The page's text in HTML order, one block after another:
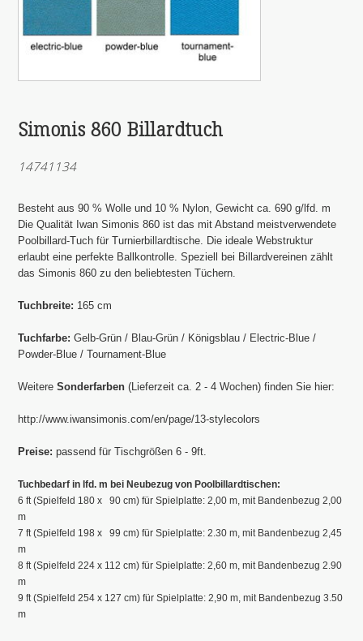
Simonis 860 Billardtuch
14741134
Besteht aus 90 % Wolle und 10 % Nylon, Gewicht ca. 690 g/lfd. m
Die Qualität Iwan Simonis 860 ist das mit Abstand meistverwendete
Poolbillard-Tuch für Turnierbillardtische. Die ideale Webstruktur
erlaubt eine perfekte Ballkontrolle. Speziell bei Billardvereinen zählt
das Simonis 860 zu den beliebtesten Tüchern.
Tuchbreite: 165 cm
Tuchfarbe: Gelb-Grün / Blau-Grün / Königsblau / Electric-Blue /
Powder-Blue / Tournament-Blue
WeitereSonderfarben(Lieferzeit ca. 2 - 4 Wochen) finden Sie hier:
http://www.iwansimonis.com/en/page/13-stylecolors
Preise: passend für Tischgrößen 6 - 9ft.
Tuchbedarf in lfd. m bei Neubezug von Poolbillardtischen:
6 ft (Spielfeld 180 x 90 cm) für Spielplatte: 2,00 m, mit Bandenbezug 2,00
m
7 ft (Spielfeld 198 x 99 cm) für Spielplatte: 2.30 m, mit Bandenbezug 2,45
m
8 ft (Spielfeld 224 x 112 cm) für Spielplatte: 2,60 m, mit Bandenbezug 2.90
m
9 ft (Spielfeld 254 x 127 cm) für Spielplatte: 2,90 m, mit Bandenbezug 3.50
m